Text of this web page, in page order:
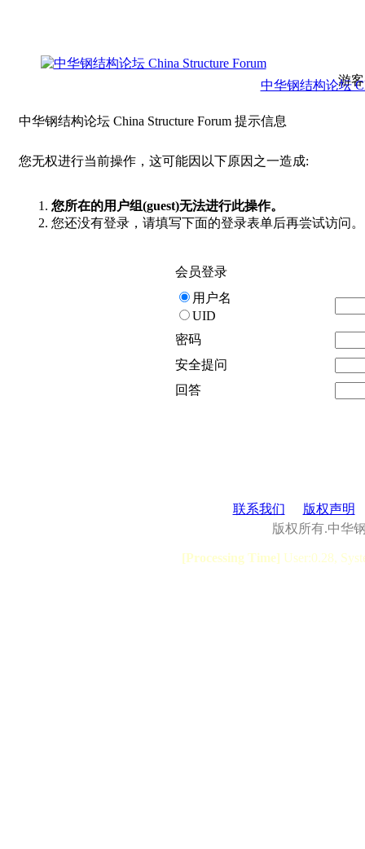
游
中华钢结构论坛
中华钢结构论坛 China Structure Forum 提示信息
您无权进行当前操作，这可能因以下原因之一造成:
您所在的用户组(guest)无法进行此操作。
您还没有登录，请填写下面的登录表单后再尝试访问。
会员登录
用户名
UID
密码
安全提问
回答
联系我们
版权声明
版权所有.中华
[Processing Time] User:0.28,